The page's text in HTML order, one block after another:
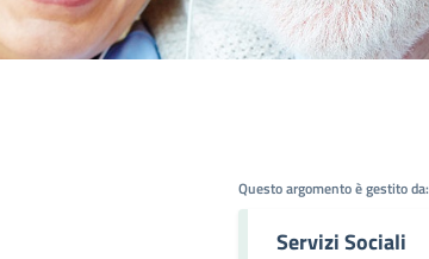
Questo argomento è gestito da:
Servizi Sociali